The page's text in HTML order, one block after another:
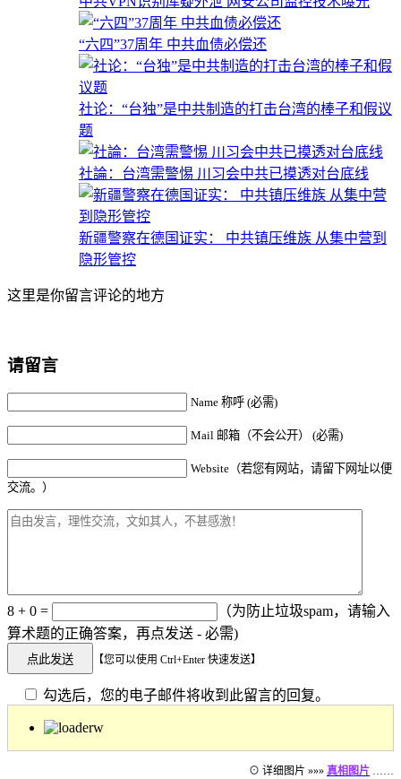
“六四”37周年 中共血债必偿还
社论：“台独”是中共制造的打击台湾的棒子和假议
题
社論：台湾需警惕 川习会中共已摸透对台底线
新疆警察在德国证实： 中共镇压维族 从集中营到
隐形管控
这里是你留言评论的地方
请留言
Name 称呼 (必需)
Mail 邮箱（不会公开） (必需)
Website（若您有网站，请留下网址以便
交流。）
8 + 0 =
（为防止垃圾spam，请输入
算术题的正确答案，再点发送 - 必需)
【您可以使用 Ctrl+Enter 快速发送】
勾选后，您的电子邮件将收到此留言的回复。
⊙ 详细图片 »»» 真相图片 ……